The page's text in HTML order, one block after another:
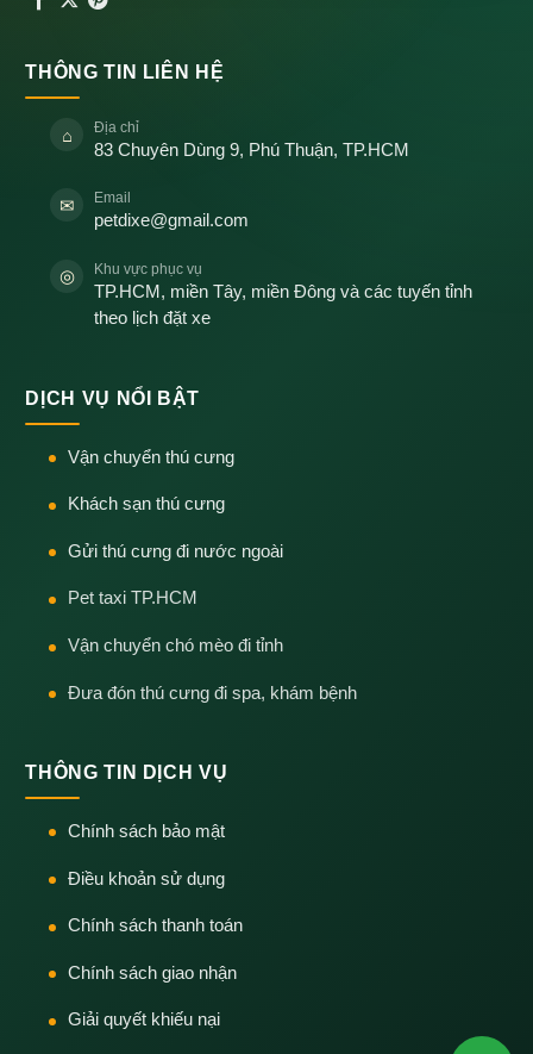
THÔNG TIN LIÊN HỆ
⌂ Địa chỉ
83 Chuyên Dùng 9, Phú Thuận, TP.HCM
✉ Email
petdixe@gmail.com
◎ Khu vực phục vụ
TP.HCM, miền Tây, miền Đông và các tuyến tỉnh
theo lịch đặt xe
DỊCH VỤ NỔI BẬT
Vận chuyển thú cưng
Khách sạn thú cưng
Gửi thú cưng đi nước ngoài
Pet taxi TP.HCM
Vận chuyển chó mèo đi tỉnh
Đưa đón thú cưng đi spa, khám bệnh
THÔNG TIN DỊCH VỤ
Chính sách bảo mật
Điều khoản sử dụng
Chính sách thanh toán
Chính sách giao nhận
Giải quyết khiếu nại